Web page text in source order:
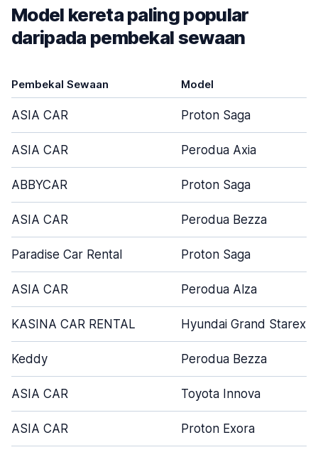
Model kereta paling popular
daripada pembekal sewaan
Pembekal Sewaan Model
ASIA CAR Proton Saga
ASIA CAR Perodua Axia
ABBYCAR Proton Saga
ASIA CAR Perodua Bezza
Paradise Car Rental Proton Saga
ASIA CAR Perodua Alza
KASINA CAR RENTAL Hyundai Grand Starex
Keddy Perodua Bezza
ASIA CAR Toyota Innova
ASIA CAR Proton Exora